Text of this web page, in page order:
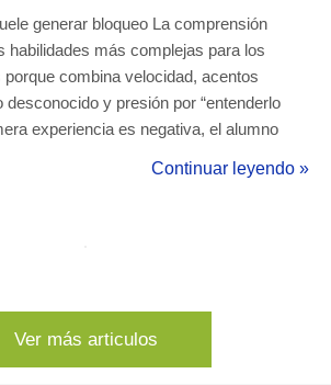
generar bloqueo La comprensión
habilidades más complejas para los
combina velocidad, acentos
y presión por “entenderlo
experiencia es negativa, el alumno
en futuras actividades. Entender qué le pasa
Continuar leyendo »
Ver más articulos